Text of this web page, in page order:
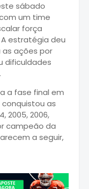
sábado
um time
força
estratégia deu
ações por
dificuldades
a fase final em
as
2005, 2006,
campeão da
a seguir,